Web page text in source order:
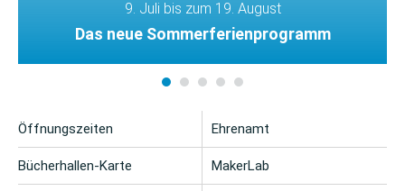
9. Juli bis zum 19. August
Das neue Sommerferienprogramm
Öffnungszeiten
Bücherhallen-Karte
Ehrenamt
MakerLab